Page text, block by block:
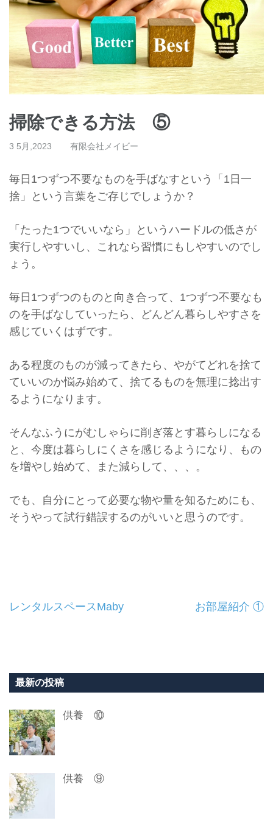
掃除できる方法 ⑤
3 5月,2023 有限会社メイビー
毎日1つずつ不要なものを手ばなすという「1日一
捨」
という言葉をご存じでしょうか？
「たった1つでいいなら」
というハードルの低さが
実行しやすいし、 これなら習慣にもしやすいのでし
ょう。
毎日1つずつのものと向き合って、 1つずつ不要なも
のを手ばなしていったら、
どんどん暮らしやすさを
感じていくはずです。
ある程度のものが減ってきたら、 やがてどれを捨て
ていいのか悩み始めて、 捨てるものを無理に捻出す
るようになります。
そんなふうにがむしゃらに削ぎ落とす暮らしになる
と、 今度は暮らしにくさを感じるようになり、もの
を増やし始めて、
また減らして、、、。
でも、自分にとって必要な物や量を知るためにも、
そうやって試行錯誤するのがいいと思うのです。
投
ビ
ー
シ
ョ
ン
レンタルスペースMaby お部屋紹介 ①
最新の投稿
供養 ⑩
供養 ⑨